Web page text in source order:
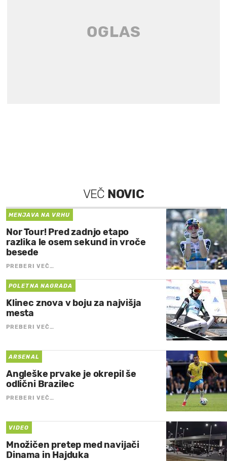
VEČ NOVIC
MENJAVA NA VRHU
Nor Tour! Pred zadnjo etapo
razlika le osem sekund in vroče
besede
PREBERI VEČ…
POLETNA NAGRADA
Klinec znova v boju za najvišja
mesta
PREBERI VEČ…
ARSENAL
Angleške prvake je okrepil še
odlični Brazilec
PREBERI VEČ…
VIDEO
Množičen pretep med navijači
Dinama in Hajduka